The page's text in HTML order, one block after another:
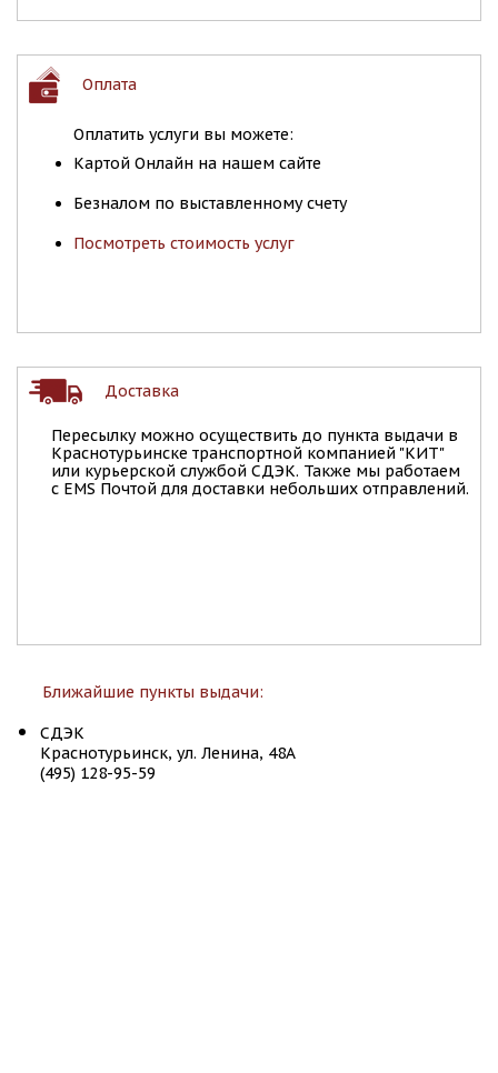
Оплата
Оплатить услуги вы можете:
Картой Онлайн на нашем сайте
Безналом по выставленному счету
Посмотреть стоимость услуг
Доставка
Пересылку можно осуществить до пункта выдачи в
Краснотурьинске транспортной компанией "КИТ"
или курьерской службой СДЭК. Также мы работаем
с EMS Почтой для доставки небольших отправлений.
Ближайшие пункты выдачи:
СДЭК
Краснотурьинск, ул. Ленина, 48А
(495) 128-95-59